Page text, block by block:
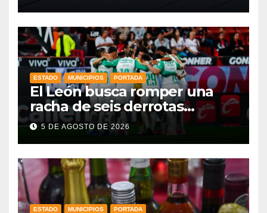
semáforos
ESTADO MUNICIPIOS PORTADA
El León busca romper una
racha de seis derrotas
consecutivas en Leagues Cup
ante Nashville
5 DE AGOSTO DE 2026
ESTADO MUNICIPIOS PORTADA